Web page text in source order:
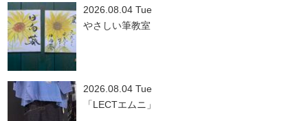
2026.08.04 Tue
やさしい筆教室
2026.08.04 Tue
「LECTエムニ」